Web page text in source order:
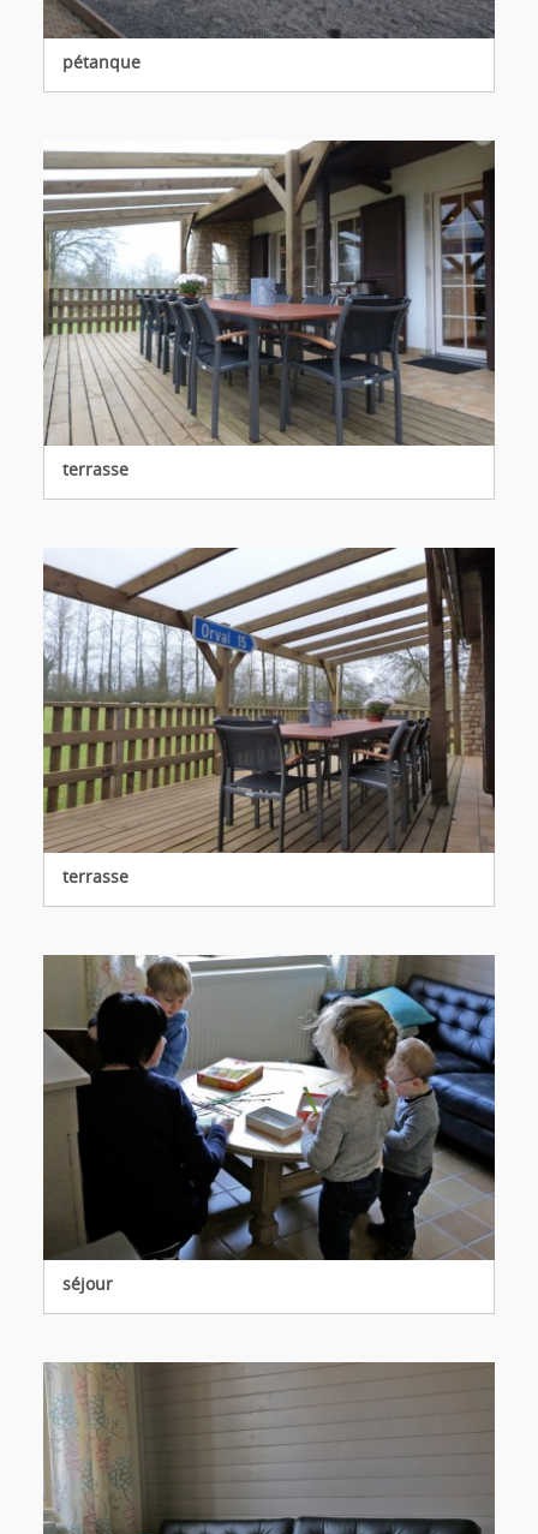
pétanque
terrasse
terrasse
séjour